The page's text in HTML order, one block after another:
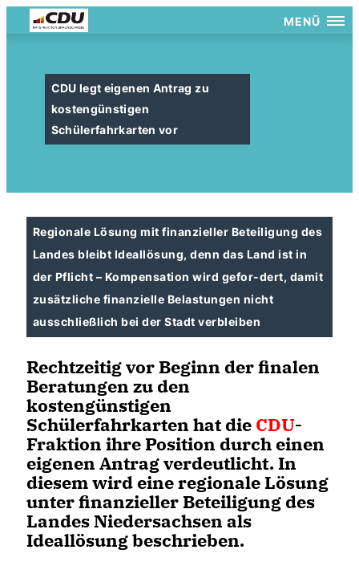
MENÜ
CDU legt eigenen Antrag zu
kostengünstigen
Schülerfahrkarten vor
Regionale Lösung mit finanzieller Beteiligung des
Landes bleibt Ideallösung, denn das Land ist in
der Pflicht – Kompensation wird gefor-dert, damit
zusätzliche finanzielle Belastungen nicht
ausschließlich bei der Stadt verbleiben
Rechtzeitig vor Beginn der finalen
Beratungen zu den
kostengünstigen
Schülerfahrkarten hat die CDU-
Fraktion ihre Position durch einen
eigenen Antrag verdeutlicht. In
diesem wird eine regionale Lösung
unter finanzieller Beteiligung des
Landes Niedersachsen als
Ideallösung beschrieben.